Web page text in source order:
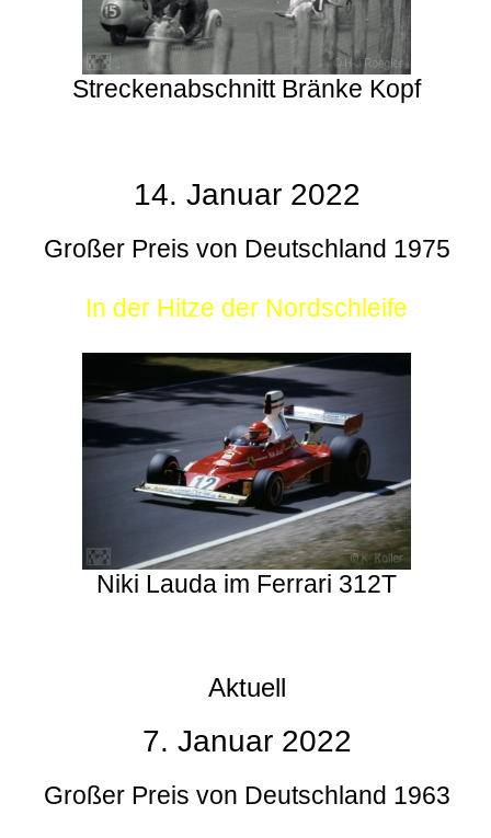
Streckenabschnitt Bränke Kopf
14. Januar 2022
Großer Preis von Deutschland 1975
In der Hitze der Nordschleife
Niki Lauda im Ferrari 312T
Aktuell
7. Januar 2022
Großer Preis von Deutschland 1963